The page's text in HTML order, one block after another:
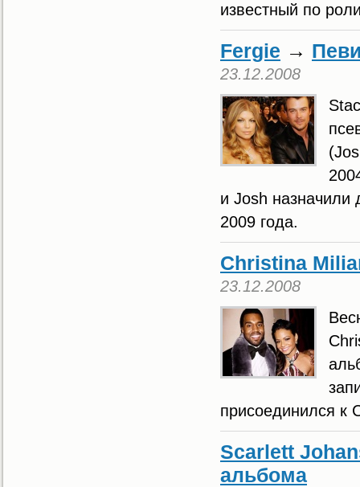
известный по
Fergie →
23.12.2008
и Josh назначили
2009 года.
Christina
23.12.2008
присоединился к
Scarlett
альбома